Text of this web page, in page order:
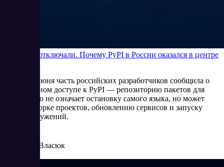
Python не отключали. Почему PyPI в России оказался в центре
В начале июня часть российских разработчиков сообщила о
нестабильном доступе к PyPI — репозиторию пакетов для
Python. Это не означает остановку самого языка, но может
мешать сборке проектов, обновлению сервисов и запуску
новых окружений.
Елена Власюк